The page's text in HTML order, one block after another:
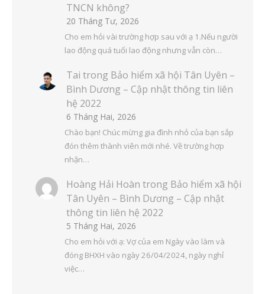
TNCN không?
20 Tháng Tư, 2026
Cho em hỏi vài trường hợp sau với ạ 1.Nếu người
lao động quá tuổi lao động nhưng vẫn còn…
Tai trong Bảo hiểm xã hội Tân Uyên –
Bình Dương – Cập nhật thông tin liên
hệ 2022
6 Tháng Hai, 2026
Chào bạn! Chúc mừng gia đình nhỏ của bạn sắp
đón thêm thành viên mới nhé. Về trường hợp
nhận…
Hoàng Hải Hoàn trong Bảo hiểm xã hội
Tân Uyên – Bình Dương – Cập nhật
thông tin liên hệ 2022
5 Tháng Hai, 2026
Cho em hỏi với ạ: Vợ của em Ngày vào làm và
đóng BHXH vào ngày 26/04/2024, ngày nghỉ
việc…